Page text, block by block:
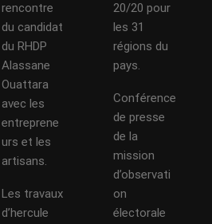
rencontre
du candidat
du RHDP
Alassane
Ouattara
avec les
entreprene
urs et les
artisans.
Les travaux
d’hercule
20/20 pour
les 31
régions du
pays.
Conférence
de presse
de la
mission
d’observati
on
électorale